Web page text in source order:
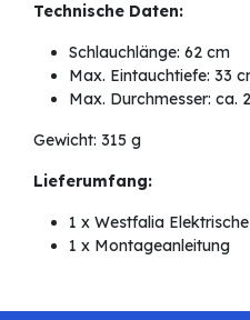
Technische Daten:
Schlauchlänge: 62 cm
Max. Eintauchtiefe: 33
Max. Durchmesser: ca.
Gewicht: 315 g
Lieferumfang:
1 x Westfalia
1 x Montageanleitung